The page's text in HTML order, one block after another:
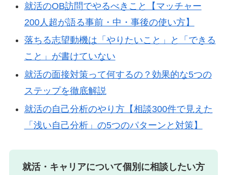
就活のOB訪問でやるべきこと【マッチャー
200人超が語る事前・中・事後の使い方】
落ちる志望動機は「やりたいこと」と「できる
こと」が書けていない
就活の面接対策って何するの？効果的な5つの
ステップを徹底解説
就活の自己分析のやり方【相談300件で見えた
「浅い自己分析」の5つのパターンと対策】
就活・キャリアについて個別に相談したい方